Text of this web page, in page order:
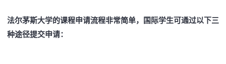
法尔茅斯大学的课程申请流程非常简单，国际学生可通过以下三
种途径提交申请：